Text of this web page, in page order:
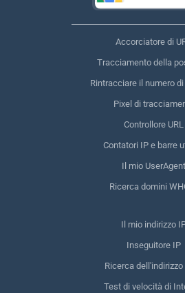
Accorciatore di
Tracciamento della
Rintracciare il numero
Pixel di
Controllore URL
Contatori IP e barre
Il mio UserAgent
Ricerca domini
Il mio indirizzo
Inseguitore IP
Ricerca dell'indirizzo
Test di velocità di